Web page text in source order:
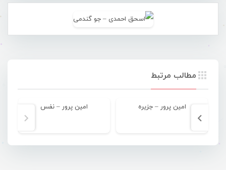
مطالب مرتبط
امین پرور – جزیره امین پرور – نفس